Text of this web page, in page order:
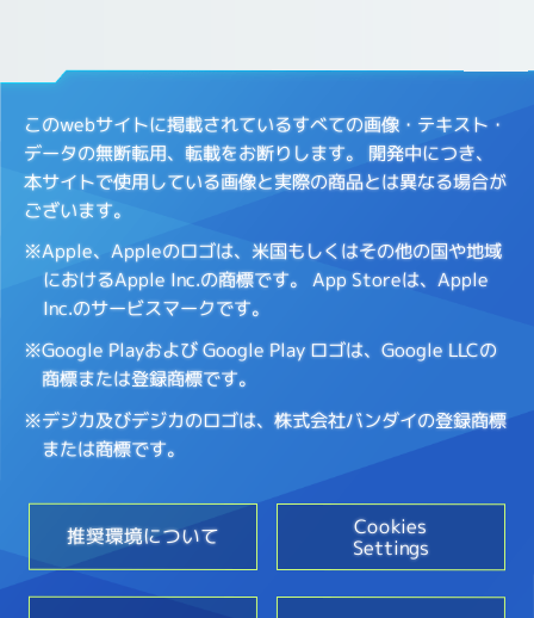
このwebサイトに掲載されているすべての画像・テキスト・
データの無断転用、転載をお断りします。 開発中につき、
本サイトで使用している画像と実際の商品とは異なる場合が
ございます。
※Apple、Appleのロゴは、米国もしくはその他の国や地域
におけるApple Inc.の商標です。 App Storeは、Apple
Inc.のサービスマークです。
※Google Playおよび Google Play ロゴは、Google LLCの
商標または登録商標です。
※デジカ及びデジカのロゴは、株式会社バンダイの登録商標
または商標です。
推奨環境について Cookies
Settings